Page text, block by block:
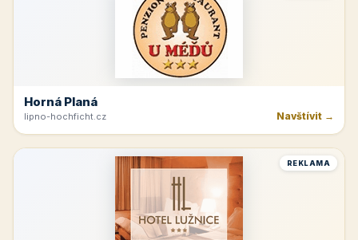
Horná Planá
lipno-hochficht.cz Navštívit →
REKLAMA